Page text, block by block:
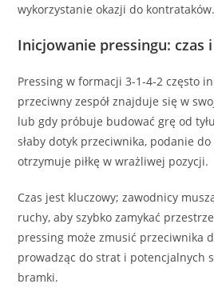
wykorzystanie okazji do kontrataków.
Inicjowanie pressingu: czas i
Pressing w formacji 3-1-4-2 często
przeciwny zespół znajduje się w
lub gdy próbuje budować grę od
słaby dotyk przeciwnika, podanie
otrzymuje piłkę w wrażliwej pozycji.
Czas jest kluczowy; zawodnicy
ruchy, aby szybko zamykać
pressing może zmusić przeciwnika
prowadząc do strat i potencjalnych
bramki.